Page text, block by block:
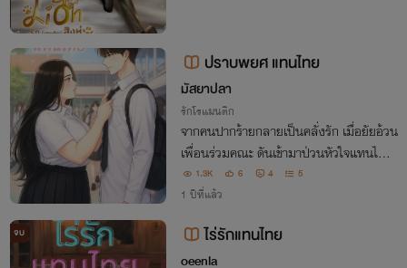
ปราบพยศ แทนไทย
มัสยาปลา
รักโรแมนติก
จากคนปากร้ายกลายเป็นคลั่งรัก เมื่อยัยอ้วน
เพื่อนร่วมคณะ ดันเข้ามาป่วนหัวใจแทนไทย
จนพังทั้งระบบ ทั้งที่ก่อนหน้านี้บอกกับตัวเอ
งว่า จะไม่มีวันทับรอยมีแฟนอ้วนแบบพี่ชายเ
1.3K 6 4 5
1 ปีที่แล้ว
จบ ไร่รักแทนไทย
oeenla